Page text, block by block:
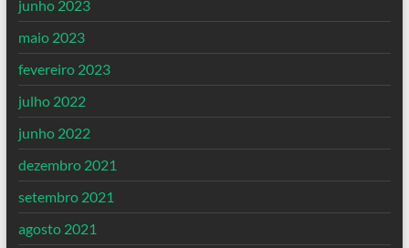
junho 2023
maio 2023
fevereiro 2023
julho 2022
junho 2022
dezembro 2021
setembro 2021
agosto 2021